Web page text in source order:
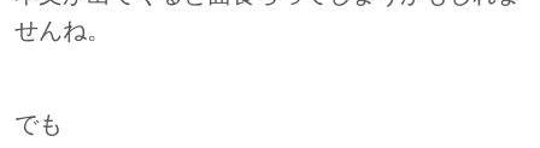
せんね。
でも